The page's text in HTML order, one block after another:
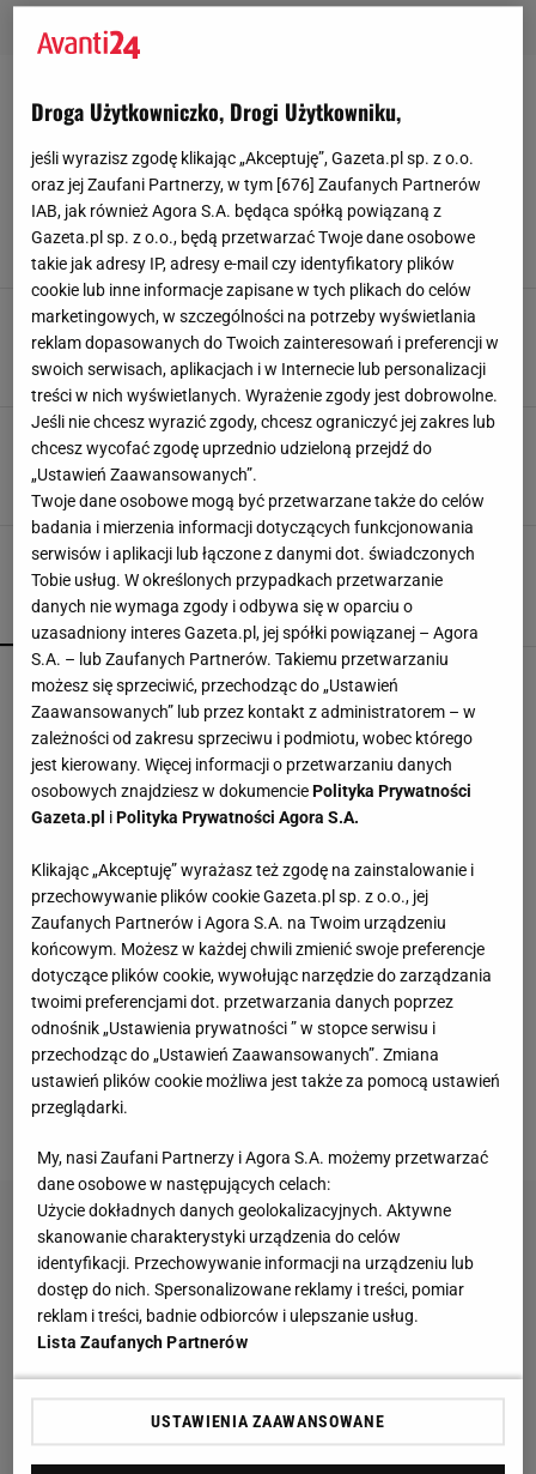
JAPONKI-DAMSKIE
Japonki na obcasie to najmodniejsze buty lata.
Te z Reserved kupisz teraz 30 procent taniej
W materiale zamieszczono linki i grafiki
reklamowe, Małgorzata Lewandowska,
31 LIPCA 2026, 21:32
Wakacyjna wyprzedaż w OCHNIK - te skórzane
japonki są idealne na plażę i do pracy
Katarzyna Olejarczyk,17 LIPCA 2026, 07:58
Kultowe japonki na plażę trafiły na wyprzedaż.
Dopasowują się do stopy i zapewniają wygodę
Eryka Kawalec,
POPULARNE NAJNOWSZE
Finał wyprzedaży w Eobuwie - kultowe
Birkenstocki w końcu na promocji
Mandaryna w szerokich jeansach jak z lat 2000.
Ten fason wraca na szczyt
Skandynawski przepis na zdrowie? Sezonowe
produkty, prostota i smak bez kompromisów
MATERIAŁ PROMOCYJNY
CCC przeceniło sandałki Gino Rossi o prawie 100
zł
Najmodniejsze Adidasy na jesień za mniej niż 2
Droga Użytkowniczko, Drogi Użytkowniku,
jeśli wyrazisz zgodę klikając „Akceptuję”, Gazeta.pl sp. z o.o.
oraz jej Zaufani Partnerzy, w tym [ 676 ] Zaufanych Partnerów
IAB, jak również Agora S.A. będąca spółką powiązaną z
Gazeta.pl sp. z o.o., będą przetwarzać Twoje dane osobowe
takie jak adresy IP, adresy e-mail czy identyfikatory plików
cookie lub inne informacje zapisane w tych plikach do celów
marketingowych, w szczególności na potrzeby wyświetlania
reklam dopasowanych do Twoich zainteresowań i preferencji w
swoich serwisach, aplikacjach i w Internecie lub personalizacji
treści w nich wyświetlanych. Wyrażenie zgody jest dobrowolne.
Jeśli nie chcesz wyrazić zgody, chcesz ograniczyć jej zakres lub
chcesz wycofać zgodę uprzednio udzieloną przejdź do
„Ustawień Zaawansowanych”.
Twoje dane osobowe mogą być przetwarzane także do celów
badania i mierzenia informacji dotyczących funkcjonowania
serwisów i aplikacji lub łączone z danymi dot. świadczonych
Tobie usług. W określonych przypadkach przetwarzanie
danych nie wymaga zgody i odbywa się w oparciu o
uzasadniony interes Gazeta.pl, jej spółki powiązanej – Agora
S.A. – lub Zaufanych Partnerów. Takiemu przetwarzaniu
możesz się sprzeciwić, przechodząc do „Ustawień
Zaawansowanych” lub przez kontakt z administratorem – w
zależności od zakresu sprzeciwu i podmiotu, wobec którego
jest kierowany. Więcej informacji o przetwarzaniu danych
osobowych znajdziesz w dokumencie Polityka Prywatności
Gazeta.pl i Polityka Prywatności Agora S.A.
Klikając „Akceptuję” wyrażasz też zgodę na zainstalowanie i
przechowywanie plików cookie Gazeta.pl sp. z o.o., jej
Zaufanych Partnerów i Agora S.A. na Twoim urządzeniu
końcowym. Możesz w każdej chwili zmienić swoje preferencje
dotyczące plików cookie, wywołując narzędzie do zarządzania
twoimi preferencjami dot. przetwarzania danych poprzez
odnośnik „Ustawienia prywatności ” w stopce serwisu i
przechodząc do „Ustawień Zaawansowanych”. Zmiana
ustawień plików cookie możliwa jest także za pomocą ustawień
przeglądarki.
My, nasi Zaufani Partnerzy i Agora S.A. możemy przetwarzać
dane osobowe w następujących celach:
Użycie dokładnych danych geolokalizacyjnych. Aktywne
skanowanie charakterystyki urządzenia do celów
identyfikacji. Przechowywanie informacji na urządzeniu lub
dostęp do nich. Spersonalizowane reklamy i treści, pomiar
reklam i treści, badnie odbiorców i ulepszanie usług.
Lista Zaufanych Partnerów
USTAWIENIA ZAAWANSOWANE